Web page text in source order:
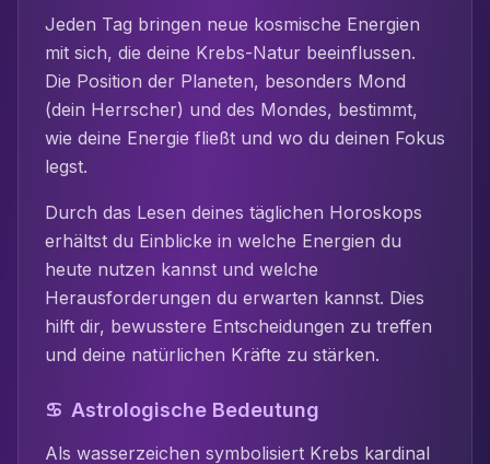
Jeden Tag bringen neue kosmische Energien
mit sich, die deine Krebs-Natur beeinflussen.
Die Position der Planeten, besonders Mond
(dein Herrscher) und des Mondes, bestimmt,
wie deine Energie fließt und wo du deinen Fokus
legst.
Durch das Lesen deines täglichen Horoskops
erhältst du Einblicke in welche Energien du
heute nutzen kannst und welche
Herausforderungen du erwarten kannst. Dies
hilft dir, bewusstere Entscheidungen zu treffen
und deine natürlichen Kräfte zu stärken.
♋ Astrologische Bedeutung
Als wasserzeichen symbolisiert Krebs kardinal